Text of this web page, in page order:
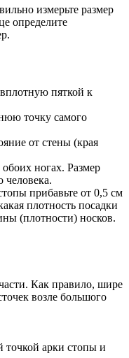
измерьте размер
определите
пяткой к
точку самого
от стены (края
ногах. Размер
человека.
прибавьте от 0,5 см
плотность посадки
(плотности) носков.
Как правило, шире
возле большого
точкой арки стопы и